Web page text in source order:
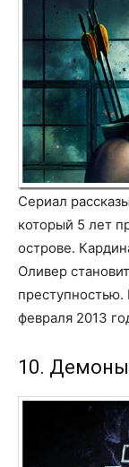
Сериал
который 5 лет
острове.
Оливер
преступностью.
февраля 2013
10.